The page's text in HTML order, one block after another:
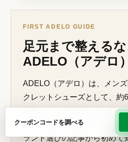
FIRST ADELO GUIDE
足元まで整えるな
ADELO（アデロ
ADELO（アデロ）は、メン
クレットシューズとして、約
革靴としての自然な見た目
しているブランドです。スー
ランド選びの記事から初めて
クーポンコードを調べる